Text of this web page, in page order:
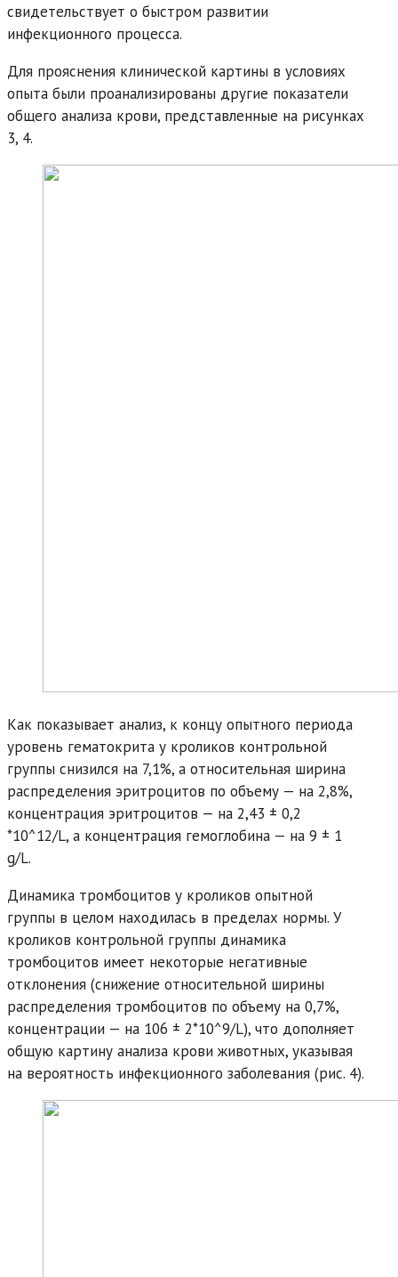
свидетельствует о быстром развитии
инфекционного процесса.
Для прояснения клинической картины в условиях
опыта были проанализированы другие показатели
общего анализа крови, представленные на рисунках
3, 4.
Как показывает анализ, к концу опытного периода
уровень гематокрита у кроликов контрольной
группы снизился на 7,1%, а относительная ширина
распределения эритроцитов по объему — на 2,8%,
концентрация эритроцитов — на 2,43 ± 0,2
*10^12/L, а концентрация гемоглобина — на 9 ± 1
g/L.
Динамика тромбоцитов у кроликов опытной
группы в целом находилась в пределах нормы. У
кроликов контрольной группы динамика
тромбоцитов имеет некоторые негативные
отклонения (снижение относительной ширины
распределения тромбоцитов по объему на 0,7%,
концентрации — на 106 ± 2*10^9/L), что дополняет
общую картину анализа крови животных, указывая
на вероятность инфекционного заболевания (рис. 4).